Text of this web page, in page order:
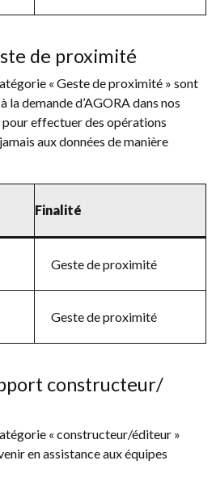
de proximité
« Geste de proximité » sont
la demande d’AGORA dans nos
pour effectuer des opérations
aux données de manière
Finalité
Geste de proximité
Geste de proximité
constructeur/
« constructeur/éditeur »
en assistance aux équipes